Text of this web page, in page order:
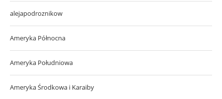
alejapodroznikow
Ameryka Północna
Ameryka Południowa
Ameryka Środkowa i Karaiby